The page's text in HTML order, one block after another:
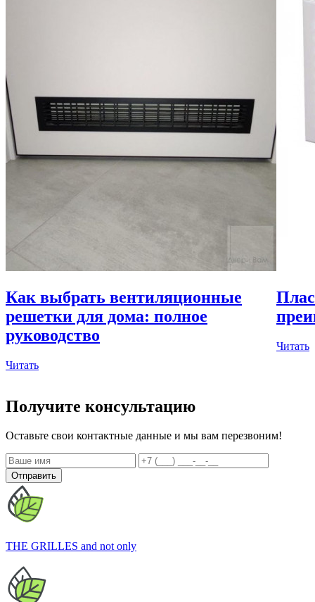
Как выбрать вентиляционные
решетки для дома: полное
руководство
Читать
Читать
Получите консультацию
Оставьте свои контактные данные и мы вам перезвоним!
Отправить
THE GRILLES and not only